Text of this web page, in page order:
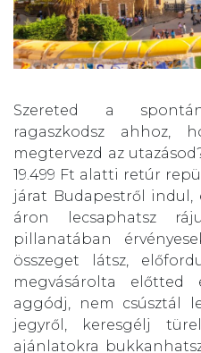
Szereted a
ragaszkodsz ahhoz,
megtervezd az
19.499 Ft alatti retúr
járat Budapestről
áron lecsaphatsz
pillanatában
összeget látsz,
megvásárolta
aggódj, nem csúsztál
jegyről, keresgélj
ajánlatokra